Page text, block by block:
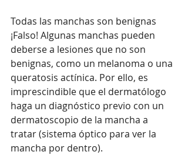
Todas las manchas son benignas
¡Falso! Algunas manchas pueden
deberse a lesiones que no son
benignas, como un melanoma o una
queratosis actínica. Por ello, es
imprescindible que el dermatólogo
haga un diagnóstico previo con un
dermatoscopio de la mancha a
tratar (sistema óptico para ver la
mancha por dentro).